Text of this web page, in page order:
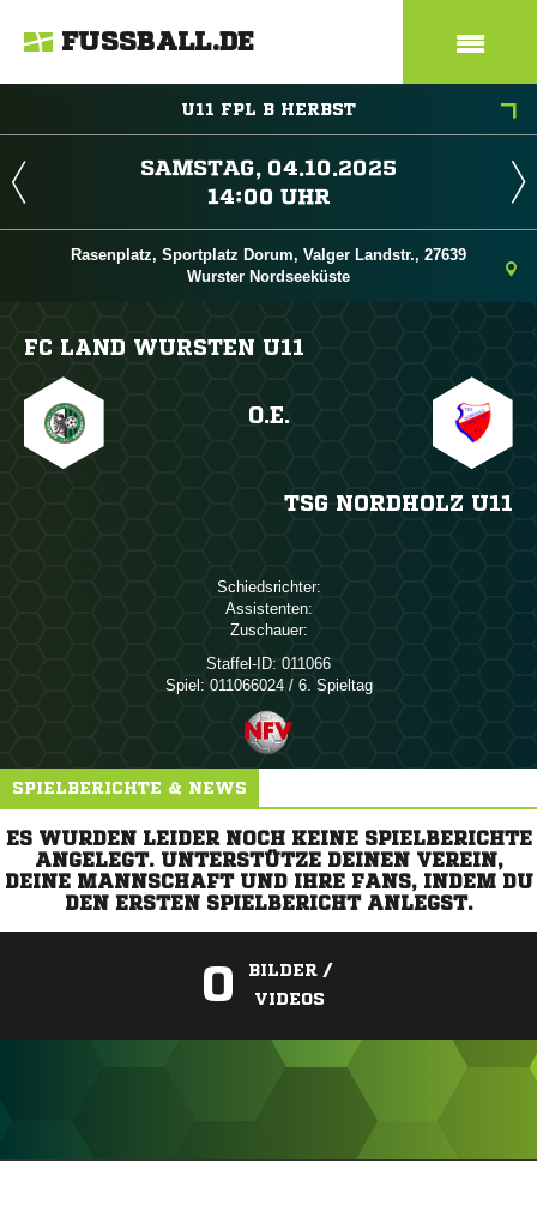
FUSSBALL.DE
U11 FPL B HERBST
 
 
Rasenplatz, Sportplatz Dorum, Valger Landstr., 27639
Wurster Nordseeküste
FC LAND WURSTEN U11
O.E.
TSG NORDHOLZ U11
Schiedsrichter:
Assistenten:
Zuschauer:
Staffel-ID: 011066
Spiel: 011066024 / 6. Spieltag
SPIELBERICHTE & NEWS
ES WURDEN LEIDER NOCH KEINE SPIELBERICHTE
ANGELEGT. UNTERSTÜTZE DEINEN VEREIN,
DEINE MANNSCHAFT UND IHRE FANS, INDEM DU
DEN ERSTEN SPIELBERICHT ANLEGST.
0
BILDER /
VIDEOS